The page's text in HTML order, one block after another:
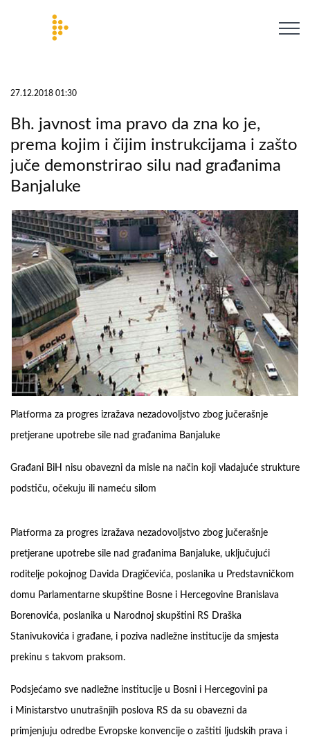
27.12.2018 01:30
Bh. javnost ima pravo da zna ko je,
prema kojim i čijim instrukcijama i zašto
juče demonstrirao silu nad građanima
Banjaluke
Platforma za progres izražava nezadovoljstvo zbog jučerašnje
pretjerane upotrebe sile nad građanima Banjaluke
Građani BiH nisu obavezni da misle na način koji vladajuće strukture
podstiču, očekuju ili nameću silom
Platforma za progres izražava nezadovoljstvo zbog jučerašnje
pretjerane upotrebe sile nad građanima Banjaluke, uključujući
roditelje pokojnog Davida Dragičevića, poslanika u Predstavničkom
domu Parlamentarne skupštine Bosne i Hercegovine Branislava
Borenovića, poslanika u Narodnoj skupštini RS Draška
Stanivukovića i građane, i poziva nadležne institucije da smjesta
prekinu s takvom praksom.
Podsjećamo sve nadležne institucije u Bosni i Hercegovini pa
i Ministarstvo unutrašnjih poslova RS da su obavezni da
primjenjuju odredbe Evropske konvencije o zaštiti ljudskih prava i